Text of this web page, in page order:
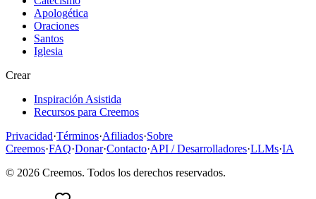
Apologética
Oraciones
Santos
Iglesia
Crear
Inspiración Asistida
Recursos para Creemos
Privacidad·Términos·Afiliados·Sobre
Creemos·FAQ·Donar·Contacto·API / Desarrolladores·LLMs·IA
© 2026 Creemos. Todos los derechos reservados.